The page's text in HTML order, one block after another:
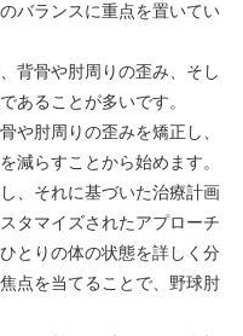
バランスに重点を置いてい
背骨や肘周りの歪み、そし
あることが多いです。
や肘周りの歪みを矯正し、
減らすことから始めます。
、それに基づいた治療計画
タマイズされたアプローチ
とりの体の状態を詳しく分
点を当てることで、野球肘